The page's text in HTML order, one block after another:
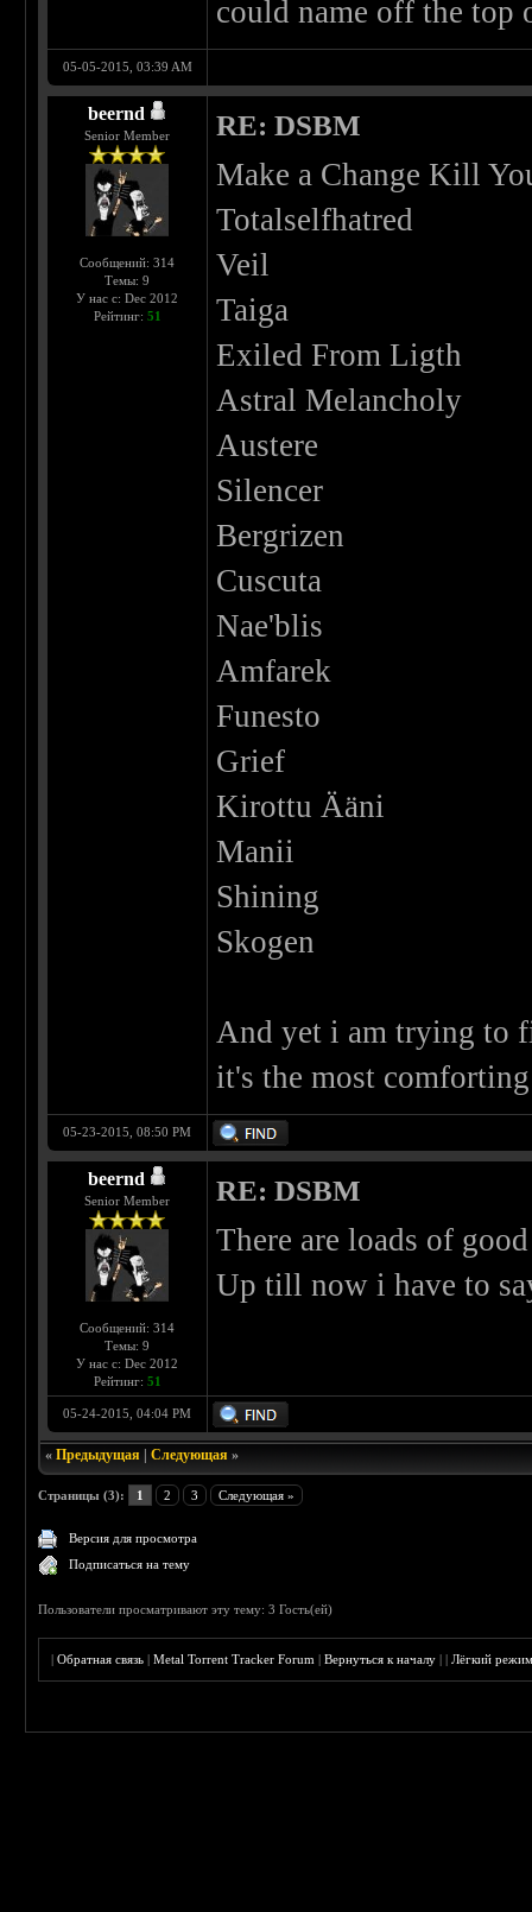
could name off the top
05-05-2015, 03:39 AM
beernd
Senior Member
Сообщений: 314
Темы: 9
У нас с: Dec 2012
Рейтинг: 51
RE: DSBM
Make a Change Kill
Totalselfhatred
Veil
Taiga
Exiled From Ligth
Astral Melancholy
Austere
Silencer
Bergrizen
Cuscuta
Nae'blis
Amfarek
Funesto
Grief
Kirottu Ääni
Manii
Shining
Skogen
And yet i am trying to
it's the most
05-23-2015, 08:50 PM
beernd
Senior Member
Сообщений: 314
Темы: 9
У нас с: Dec 2012
Рейтинг: 51
RE: DSBM
There are loads of
Up till now i have to
05-24-2015, 04:04 PM
«Предыдущая |Следующая »
Страницы (3): 1 2 3 Следующая »
Версия для просмотра
Подписаться на тему
Пользователи просматривают эту тему: 3 Гость(ей)
|Обратная связь |Metal Torrent Tracker Forum |Вернуться к началу ||Лёгкий